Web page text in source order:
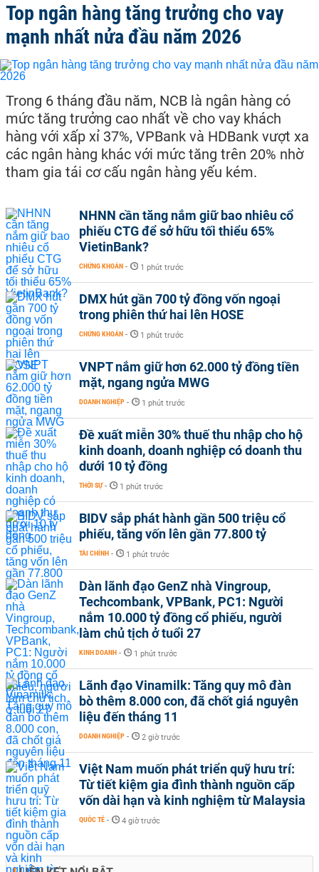
Top ngân hàng tăng trưởng cho vay
mạnh nhất nửa đầu năm 2026
Trong 6 tháng đầu năm, NCB là ngân hàng có
mức tăng trưởng cao nhất về cho vay khách
hàng với xấp xỉ 37%, VPBank và HDBank vượt xa
các ngân hàng khác với mức tăng trên 20% nhờ
tham gia tái cơ cấu ngân hàng yếu kém.
NHNN cần tăng nắm giữ bao nhiêu cổ
phiếu CTG để sở hữu tối thiểu 65%
VietinBank?
CHỨNG KHOÁN - 1 phút trước
DMX hút gần 700 tỷ đồng vốn ngoại
trong phiên thứ hai lên HOSE
CHỨNG KHOÁN - 1 phút trước
VNPT nắm giữ hơn 62.000 tỷ đồng tiền
mặt, ngang ngửa MWG
DOANH NGHIỆP - 1 phút trước
Đề xuất miễn 30% thuế thu nhập cho hộ
kinh doanh, doanh nghiệp có doanh thu
dưới 10 tỷ đồng
THỜI SỰ - 1 phút trước
BIDV sắp phát hành gần 500 triệu cổ
phiếu, tăng vốn lên gần 77.800 tỷ
TÀI CHÍNH - 1 phút trước
Dàn lãnh đạo GenZ nhà Vingroup,
Techcombank, VPBank, PC1: Người
nắm 10.000 tỷ đồng cổ phiếu, người
làm chủ tịch ở tuổi 27
KINH DOANH - 1 phút trước
Lãnh đạo Vinamilk: Tăng quy mô đàn
bò thêm 8.000 con, đã chốt giá nguyên
liệu đến tháng 11
DOANH NGHIỆP - 2 giờ trước
Việt Nam muốn phát triển quỹ hưu trí:
Từ tiết kiệm gia đình thành nguồn cấp
vốn dài hạn và kinh nghiệm từ Malaysia
QUỐC TẾ - 4 giờ trước